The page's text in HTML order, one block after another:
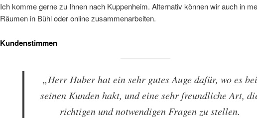
Ich komme gerne zu Ihnen nach Kuppenheim. Alternativ können wir auch in
Räumen in Bühl oder online zusammenarbeiten.
Kundenstimmen
„Herr Huber hat ein sehr gutes Auge dafür, wo es bei
seinen Kunden hakt, und eine sehr freundliche Art,
richtigen und notwendigen Fragen zu stellen.